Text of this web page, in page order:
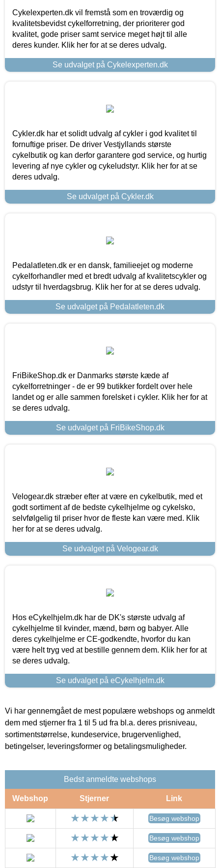
Cykelexperten.dk vil fremstå som en troværdig og
kvalitetsbevidst cykelforretning, der prioriterer god
kvalitet, gode priser samt service meget højt til alle
deres kunder. Klik her for at se deres udvalg.
Se udvalget på Cykelexperten.dk
Cykler.dk har et solidt udvalg af cykler i god kvalitet til
fornuftige priser. De driver Vestjyllands største
cykelbutik og kan derfor garantere god service, og hurtig
levering af nye cykler og cykeludstyr. Klik her for at se
deres udvalg.
Se udvalget på Cykler.dk
Pedalatleten.dk er en dansk, familieejet og moderne
cykelforhandler med et bredt udvalg af kvalitetscykler og
udstyr til hverdagsbrug. Klik her for at se deres udvalg.
Se udvalget på Pedalatleten.dk
FriBikeShop.dk er Danmarks største kæde af
cykelforretninger - de er 99 butikker fordelt over hele
landet og er alle sammen forelsket i cykler. Klik her for at
se deres udvalg.
Se udvalget på FriBikeShop.dk
Velogear.dk stræber efter at være en cykelbutik, med et
godt sortiment af de bedste cykelhjelme og cykelsko,
selvfølgelig til priser hvor de fleste kan være med. Klik
her for at se deres udvalg.
Se udvalget på Velogear.dk
Hos eCykelhjelm.dk har de DK's største udvalg af
cykelhjelme til kvinder, mænd, børn og babyer. Alle
deres cykelhjelme er CE-godkendte, hvorfor du kan
være helt tryg ved at bestille gennem dem. Klik her for at
se deres udvalg.
Se udvalget på eCykelhjelm.dk
Vi har gennemgået de mest populære webshops og anmeldt
dem med stjerner fra 1 til 5 ud fra bl.a. deres prisniveau,
sortimentstørrelse, kundeservice, brugervenlighed,
betingelser, leveringsformer og betalingsmuligheder.
Bedst anmeldte webshops
Webshop Stjerner Link
Besøg webshop
Besøg webshop
Besøg webshop